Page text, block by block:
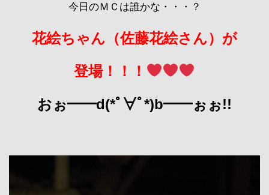
今日のＭＣは誰かな・・・？
花絵ちゃん（佐藤花絵さん）が
登場！！！
おぉ━━d(*ﾟ∀ﾟ*)b━━ぉぉ!!